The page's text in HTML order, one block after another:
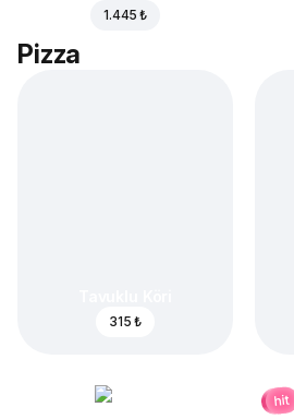
1.445 ₺
Pizza
315 ₺
hit